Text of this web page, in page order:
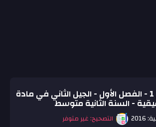
الإمتحان رقم 1 - الفصل الأول - الجيل الثاني في مادة
- السنة الثانية متوسط
التصحيح: غير متوفر